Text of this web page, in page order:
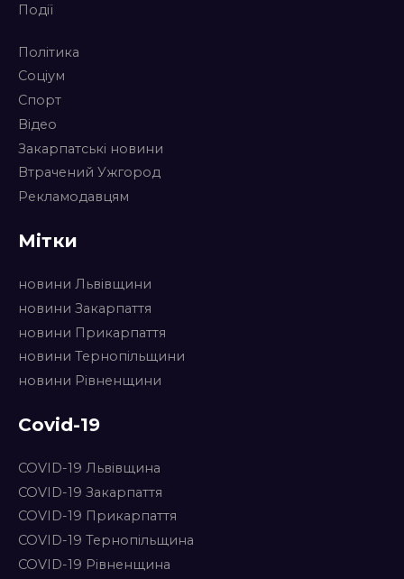
Події
Політика
Соціум
Спорт
Відео
Закарпатські новини
Втрачений Ужгород
Рекламодавцям
Мітки
новини Львівщини
новини Закарпаття
новини Прикарпаття
новини Тернопільщини
новини Рівненщини
Covid-19
COVID-19 Львівщина
COVID-19 Закарпаття
COVID-19 Прикарпаття
COVID-19 Тернопільщина
COVID-19 Рівненщина